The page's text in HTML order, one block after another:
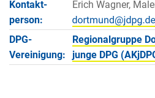
Kontakt­
person:
Erich Wagner,
DPG-
Vereinigung:
Regionalgruppe
junge DPG